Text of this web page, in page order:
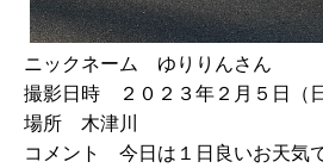
ニックネーム ゆりりんさん
撮影日時 ２０２３年２月５日（
場所 木津川
コメント 今日は１日良いお天気